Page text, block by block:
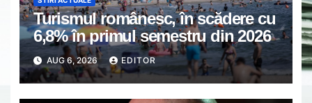
Turismul românesc, în scădere cu
6,8% în primul semestru din 2026
AUG 6, 2026 EDITOR